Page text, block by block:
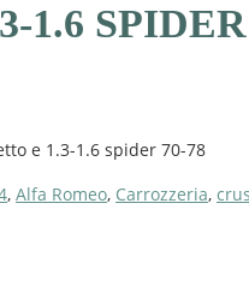
1.6
e 1.3-1.6 spider 70-78
, Alfa Romeo, Carrozzeria,